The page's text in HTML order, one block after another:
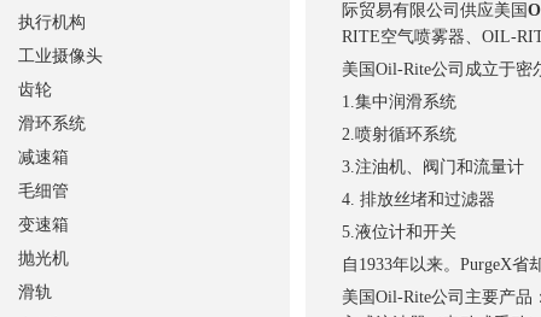
际贸易有限公司供应美国
RITE空气喷雾器、OIL-
美国Oil-Rite公司成立于
1.集中润滑系统
2.喷射循环系统
3.注油机、阀门和流量计
4. 排放丝堵和过滤器
5.液位计和开关
自1933年以来。PurgeX
美国Oil-Rite公司主要产
执行机构
工业摄像头
齿轮
滑环系统
减速箱
毛细管
变速箱
抛光机
滑轨